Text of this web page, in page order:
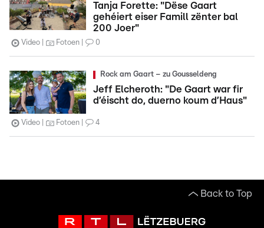
Tanja Forette: "Dëse Gaart
gehéiert eiser Famill zënter bal
200 Joer"
Video Fotoen 0
Rock am Gaart – zu Gousseldeng
Jeff Elcheroth: "De Gaart war fir
d’éischt do, duerno koum d’Haus"
Video Fotoen 4
Back to Top